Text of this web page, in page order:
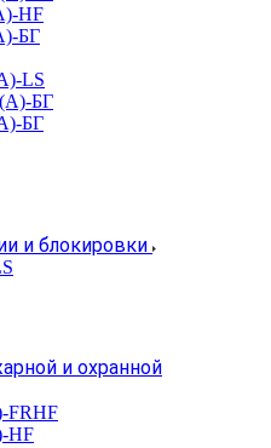
HF
БГ
LS
БГ
БГ
и блокировки
и охранной
FRHF
HF